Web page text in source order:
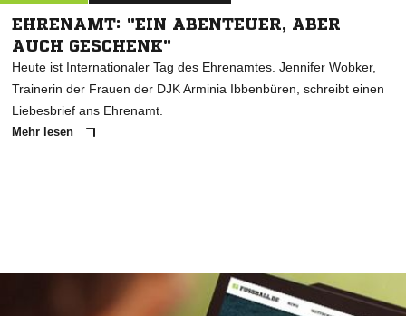
EHRENAMT: "EIN ABENTEUER, ABER
AUCH GESCHENK"
Heute ist Internationaler Tag des Ehrenamtes. Jennifer Wobker,
Trainerin der Frauen der DJK Arminia Ibbenbüren, schreibt einen
Liebesbrief ans Ehrenamt.
Mehr lesen